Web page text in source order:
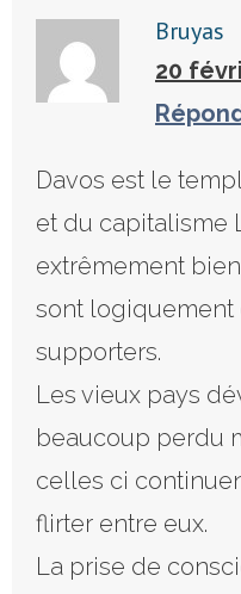
Bruyas
20
Davos est le
et du capitalisme
extrêmement
sont logiquement
supporters.
Les vieux pays
beaucoup perdu
celles ci
flirter entre eux.
La prise de